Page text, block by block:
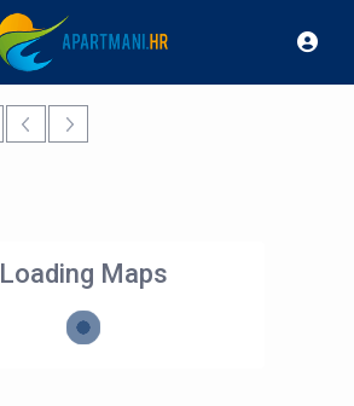
Loading Maps